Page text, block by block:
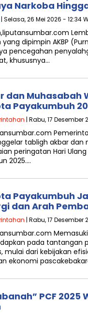
Narkoba
| Selasa, 26 Mei 2026 - 12:34
dipimpin AKBP
pencegahan
khususnya…
dan Muhasabah
Payakumbuh
| Rabu, 17 Desember
tabligh akbar dan
peringatan Hari
2025….
Payakumbuh
dan Arah
| Rabu, 17 Desember
pada tantangan
mulai dari kebijakan
ekonomi
PCF